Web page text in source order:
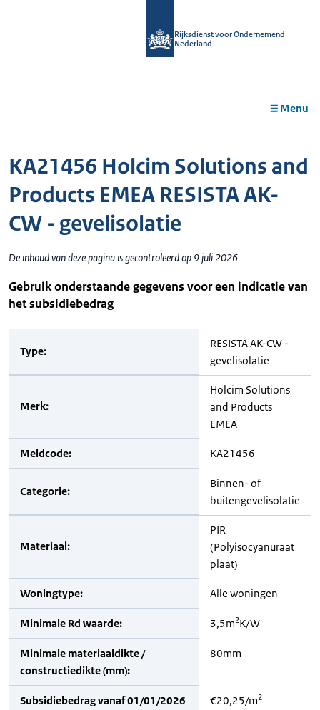
Rijksdienst voor Ondernemend
Nederland
Menu
KA21456 Holcim Solutions and
Products EMEA RESISTA AK-
CW - gevelisolatie
De inhoud van deze pagina is gecontroleerd op 9 juli 2026
Gebruik onderstaande gegevens voor een indicatie van
het subsidiebedrag
Type:
RESISTA AK-CW -
gevelisolatie
Merk:
Holcim Solutions
and Products
EMEA
Meldcode: KA21456
Categorie:
Binnen- of
buitengevelisolatie
Materiaal:
PIR
(Polyisocyanuraat
plaat)
Woningtype: Alle woningen
Minimale Rd waarde: 3,5m2K/W
Minimale materiaaldikte /
constructiedikte (mm):
80mm
Subsidiebedrag vanaf 01/01/2026
€20,25/m2